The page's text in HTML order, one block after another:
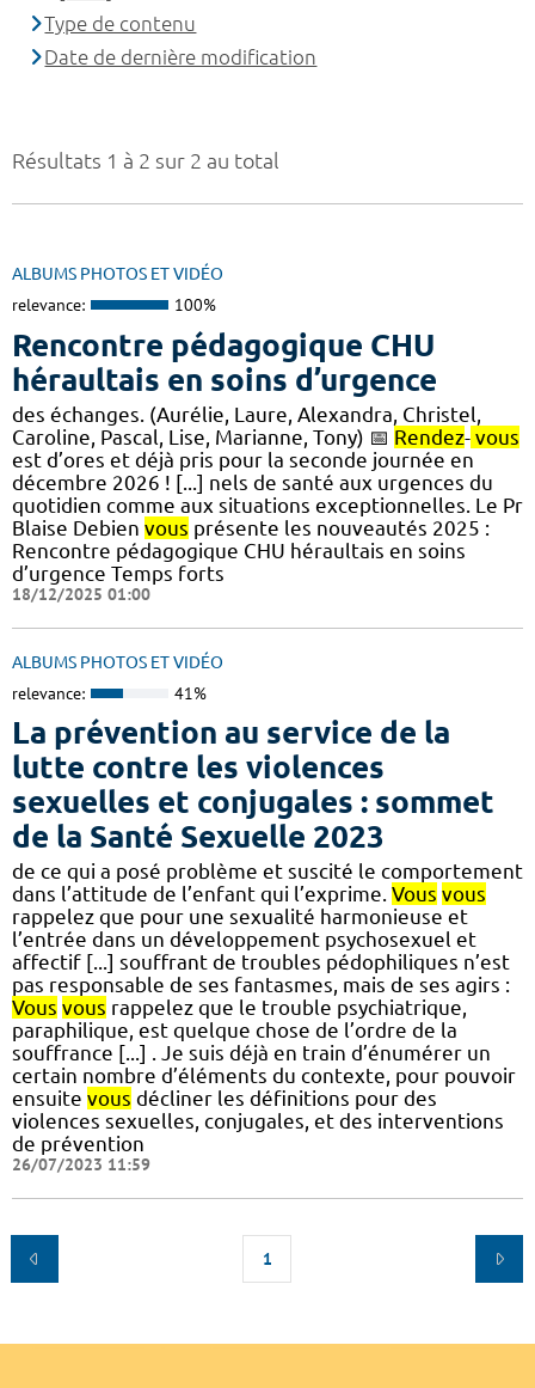
Résultats 1 à 2 sur 2 au total
ALBUMS PHOTOS ET VIDÉO
relevance: 100%
Rencontre pédagogique CHU
héraultais en soins d’urgence
des échanges. (Aurélie, Laure, Alexandra, Christel,
Caroline, Pascal, Lise, Marianne, Tony) 📅 Rendez- vous
est d’ores et déjà pris pour la seconde journée en
décembre 2026 ! [...] nels de santé aux urgences du
quotidien comme aux situations exceptionnelles. Le Pr
Blaise Debien vous présente les nouveautés 2025​ :
Rencontre pédagogique CHU héraultais en soins
d’urgence Temps forts
18/12/2025 01:00
ALBUMS PHOTOS ET VIDÉO
relevance: 41%
La prévention au service de la
lutte contre les violences
sexuelles et conjugales : sommet
de la Santé Sexuelle 2023
de ce qui a posé problème et suscité le comportement
dans l’attitude de l’enfant qui l’exprime. Vous vous
rappelez que pour une sexualité harmonieuse et
l’entrée dans un développement psychosexuel et
affectif [...] souffrant de troubles pédophiliques n’est
pas responsable de ses fantasmes, mais de ses agirs :
Vous vous rappelez que le trouble psychiatrique,
paraphilique, est quelque chose de l’ordre de la
souffrance [...] . Je suis déjà en train d’énumérer un
certain nombre d’éléments du contexte, pour pouvoir
ensuite vous décliner les définitions pour des
violences sexuelles, conjugales, et des interventions
de prévention
26/07/2023 11:59
1
Type de contenu
Date de dernière modification